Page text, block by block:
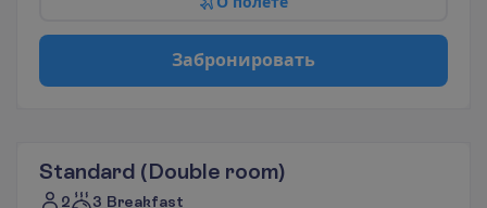
Забронировать
Standard (Double room)
2 3 Breakfast